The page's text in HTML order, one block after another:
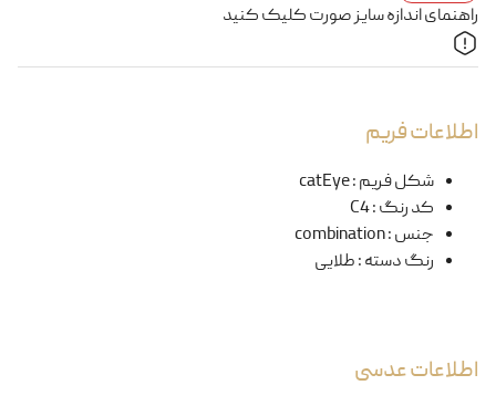
راهنمای اندازه سایز صورت کلیک کنید
اطلاعات فریم
شکل فریم:
catEye
کد رنگ:
C4
جنس:
combination
رنگ دسته:طلایی
اطلاعات عدسی